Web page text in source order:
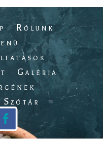
Rólunk
Galéria